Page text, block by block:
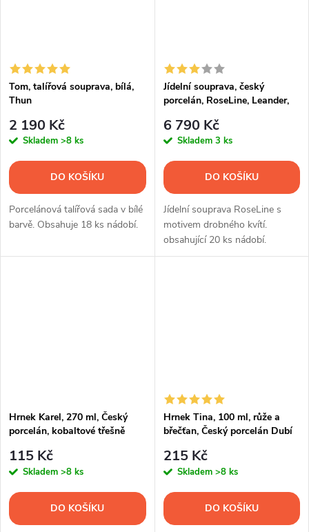
Tom, talířová souprava, bílá,
Thun
2 190 Kč
Skladem >8 ks
DO KOŠÍKU
Porcelánová talířová sada v bílé
barvě. Obsahuje 18 ks nádobí.
Jídelní souprava, český
porcelán, RoseLine, Leander,
6 790 Kč
Skladem 3 ks
DO KOŠÍKU
Jídelní souprava RoseLine s
motivem drobného kvítí.
obsahující 20 ks nádobí.
Hrnek Karel, 270 ml, Český
porcelán, kobaltové třešně
115 Kč
Skladem >8 ks
DO KOŠÍKU
Hrnek Tina, 100 ml, růže a
břečťan, Český porcelán Dubí
215 Kč
Skladem >8 ks
DO KOŠÍKU